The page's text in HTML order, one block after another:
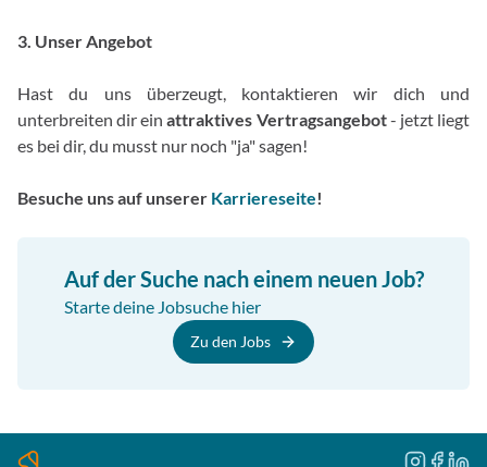
3. Unser Angebot
Hast du uns überzeugt, kontaktieren wir dich und
unterbreiten dir einattraktives Vertragsangebot- jetzt liegt
es bei dir, du musst nur noch "ja" sagen!
Besuche uns auf unserer Karriereseite!
Auf der Suche nach einem neuen Job?
Starte deine Jobsuche hier
Zu den Jobs